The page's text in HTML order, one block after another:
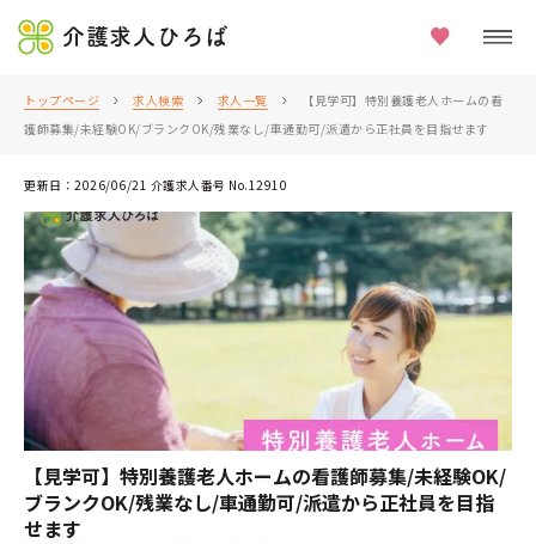
介護求人ひろば
トップページ 求人検索 求人一覧
【見学可】特別養護老人ホームの看
護師募集/未経験OK/ブランクOK/残業なし/車通勤可/派遣から正社員を目指せます
更新日：2026/06/21 介護求人番号 No.12910
【見学可】特別養護老人ホームの看護師募集/未経験OK/
ブランクOK/残業なし/車通勤可/派遣から正社員を目指
せます